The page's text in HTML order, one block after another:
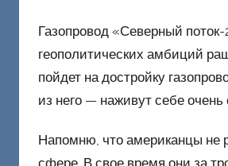
о
ш
Газопровод «Северный
геополитических амбиций
пойдет на достройку
из него — наживут себе
Напомню, что американцы не